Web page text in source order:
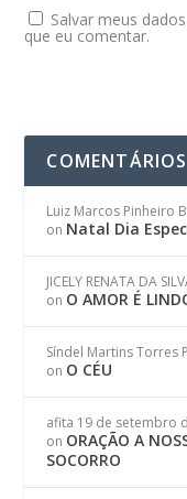
Salvar meus
que eu comentar.
Luiz Marcos Pinheiro
on Natal Dia
JICELY RENATA DA
on O AMOR É
Síndel Martins Torres
on O CÉU
afita 19 de setembro
on ORAÇÃO A
SOCORRO